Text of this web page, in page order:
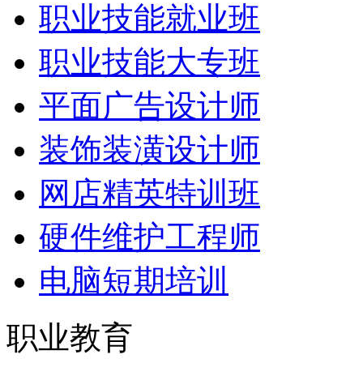
职业技能就业班
职业技能大专班
平面广告设计师
装饰装潢设计师
网店精英特训班
硬件维护工程师
电脑短期培训
职业教育